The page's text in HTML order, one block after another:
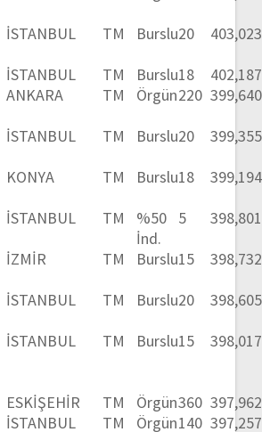
İSTANBUL TM Burslu20
İSTANBUL TM Burslu18
ANKARA TM Örgün220
İSTANBUL TM Burslu20
KONYA TM Burslu18
İSTANBUL TM
%50
İnd.
5
İZMİR TM Burslu15
İSTANBUL TM Burslu20
İSTANBUL TM Burslu15
ESKİŞEHİR TM Örgün360
İSTANBUL TM Örgün140